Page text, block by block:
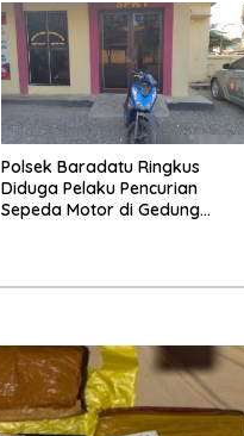
Polsek Baradatu Ringkus
Diduga Pelaku Pencurian
Sepeda Motor di Gedung